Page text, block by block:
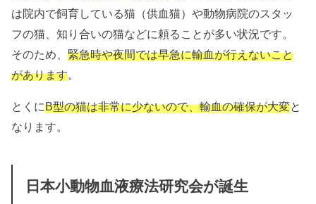
は院内で飼育している猫（供血猫）や動物病院のスタッ
フの猫、知り合いの猫などに頼ることが多い状況です。
そのため、緊急時や夜間では早急に輸血が行えないこと
があります。
とくにB型の猫は非常に少ないので、輸血の確保が大変と
なります。
日本小動物血液療法研究会が誕生